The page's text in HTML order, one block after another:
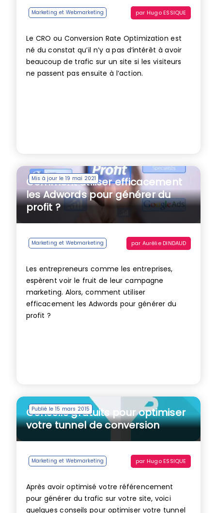
Marketing et Webmarketing par Hugo ESSIQUE
Le CRO ou Conversion Rate Optimization est
né du constat qu’il n’y a pas d’intérêt à avoir
beaucoup de trafic sur un site si les visiteurs
ne passent pas ensuite à l’action.
Mis à jour le 19 mai 2021
Comment utiliser efficacement
les Adwords pour générer du
profit ?
Marketing et Webmarketing par Aurélie DINDAUD
Les entrepreneurs comme les entreprises,
espèrent voir le fruit de leur campagne
marketing. Alors, comment utiliser
efficacement les Adwords pour générer du
profit ?
Publié le 15 mars 2015
Conseils gratuits pour optimiser
votre tunnel de conversion
Marketing et Webmarketing par Hugo ESSIQUE
Après avoir optimisé votre référencement
pour générer du trafic sur votre site, voici
quelques conseils pour optimiser votre tunnel